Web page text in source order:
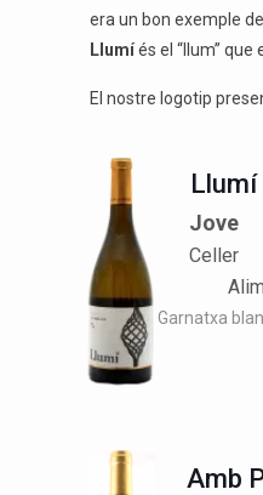
era un bon exemple
Llumíés el “llum”
El nostre logotip
Llumí
Jove
Celler
Garnatxa
Amb